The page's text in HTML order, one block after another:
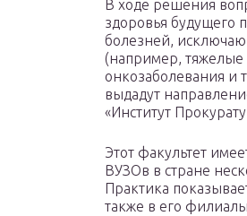
В ходе решения
здоровья будущего
болезней,
(например, тяжелые
онкозаболевания и
выдадут
«Институт
Этот факультет
ВУЗОв в стране
Практика
также в его